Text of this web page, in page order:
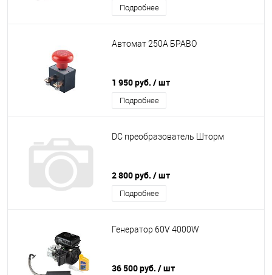
Подробнее
Автомат 250А БРАВО
1 950 руб. / шт
Подробнее
DC преобразователь Шторм
2 800 руб. / шт
Подробнее
Генератор 60V 4000W
36 500 руб. / шт